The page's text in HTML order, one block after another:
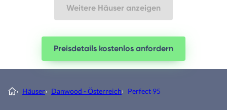
Weitere Häuser anzeigen
Preisdetails kostenlos anfordern
› Häuser› Danwood - Österreich› Perfect 95